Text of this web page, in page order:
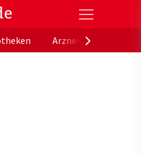
Gesundheitsportal der